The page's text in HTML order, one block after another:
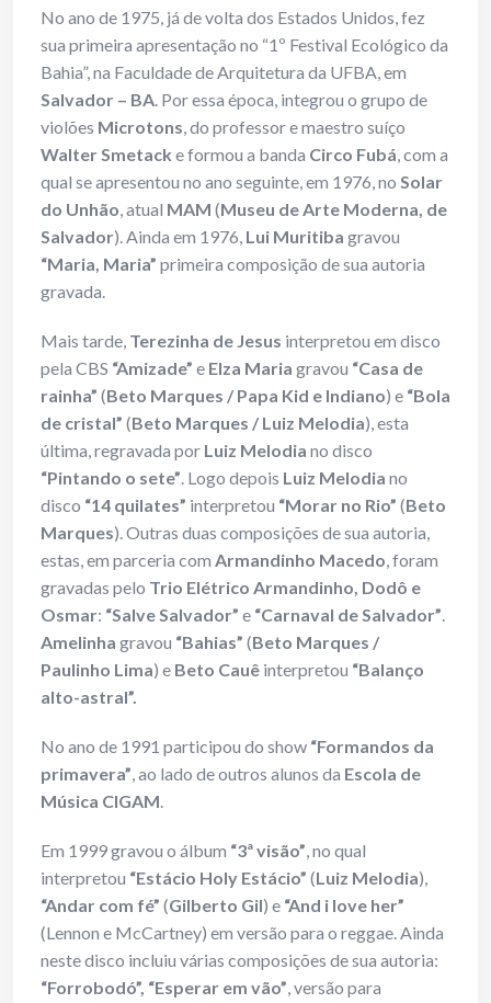
No ano de 1975, já de volta dos Estados Unidos, fez
sua primeira apresentação no “1º Festival Ecológico da
Bahia”, na Faculdade de Arquitetura da UFBA, em
Salvador – BA. Por essa época, integrou o grupo de
violões Microtons, do professor e maestro suíço
Walter Smetack e formou a banda Circo Fubá, com a
qual se apresentou no ano seguinte, em 1976, no Solar
do Unhão, atual MAM (Museu de Arte Moderna, de
Salvador). Ainda em 1976, Lui Muritiba gravou
“Maria, Maria” primeira composição de sua autoria
gravada.
Mais tarde, Terezinha de Jesus interpretou em disco
pela CBS “Amizade” e Elza Maria gravou “Casa de
rainha” (Beto Marques / Papa Kid e Indiano) e “Bola
de cristal” (Beto Marques / Luiz Melodia), esta
última, regravada por Luiz Melodia no disco
“Pintando o sete”. Logo depois Luiz Melodia no
disco “14 quilates” interpretou “Morar no Rio” (Beto
Marques). Outras duas composições de sua autoria,
estas, em parceria com Armandinho Macedo, foram
gravadas pelo Trio Elétrico Armandinho, Dodô e
Osmar: “Salve Salvador” e “Carnaval de Salvador”.
Amelinha gravou “Bahias” (Beto Marques /
Paulinho Lima) e Beto Cauê interpretou “Balanço
alto-astral”.
No ano de 1991 participou do show “Formandos da
primavera”, ao lado de outros alunos da Escola de
Música CIGAM.
Em 1999 gravou o álbum “3ª visão”, no qual
interpretou “Estácio Holy Estácio” (Luiz Melodia),
“Andar com fé” (Gilberto Gil) e “And i love her”
(Lennon e McCartney) em versão para o reggae. Ainda
neste disco incluiu várias composições de sua autoria:
“Forrobodó”, “Esperar em vão”, versão para